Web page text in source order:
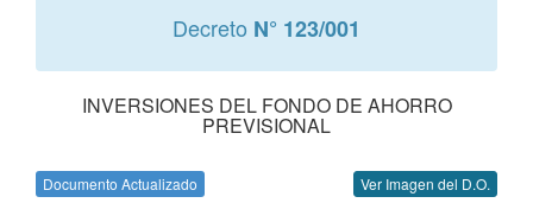
Decreto N° 123/001
INVERSIONES DEL FONDO DE AHORRO
PREVISIONAL
Documento Actualizado Ver Imagen del D.O.